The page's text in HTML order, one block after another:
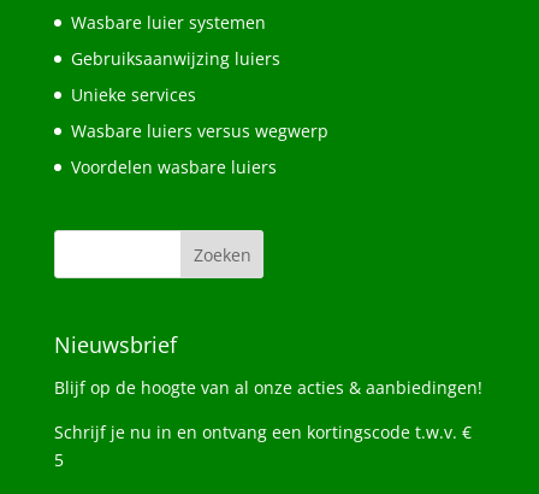
Wasbare luier systemen
Gebruiksaanwijzing luiers
Unieke services
Wasbare luiers versus wegwerp
Voordelen wasbare luiers
Nieuwsbrief
Blijf op de hoogte van al onze acties & aanbiedingen!
Schrijf je nu in en ontvang een kortingscode t.w.v. €
5